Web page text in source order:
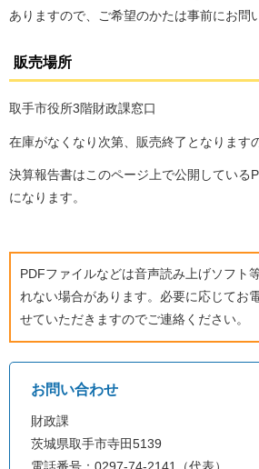
ありますので、ご希望のかたは事前にお問
販売場所
取手市役所3階財政課窓口
在庫がなくなり次第、販売終了となります
決算報告書はこのページ上で公開している
になります。
PDFファイルなどは音声読み上げソフト
れない場合があります。必要に応じてお
せていただきますのでご連絡ください。
お問い合わせ
財政課
茨城県取手市寺田5139